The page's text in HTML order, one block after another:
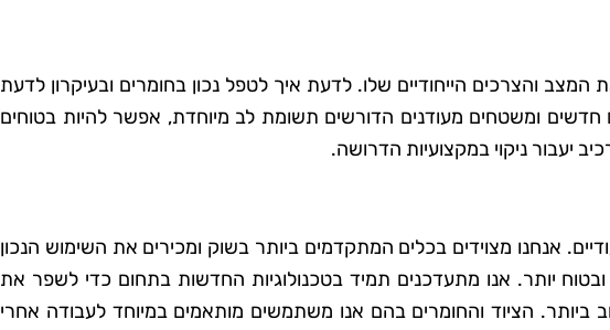
המצב והצרכים הייחודיים שלו. לדעת איך לטפל נכון בחומרים ובעיקרון לדעת
ומשטחים מעודנים הדורשים תשומת לב מיוחדת, אפשר להיות בטוחים
יעבור ניקוי במקצועיות הדרושה.
אנחנו מצוידים בכלים המתקדמים ביותר בשוק ומכירים את השימוש הנכון
ובטוח יותר. אנו מתעדכנים תמיד בטכנולוגיות החדשות בתחום כדי לשפר את
ביותר. הציוד והחומרים בהם אנו משתמשים מותאמים במיוחד לעבודה אחרי
שמצאתי את טופ
וגם הקפידו
ידידותיים
היה נהדר,
רמת גן
היה מאוד מקצועי והשאיר את הבית
נקי ומסודר בדיוק כמו שציפיתי.
בהחלט אשתמש בשירותים שלהם
בת ים